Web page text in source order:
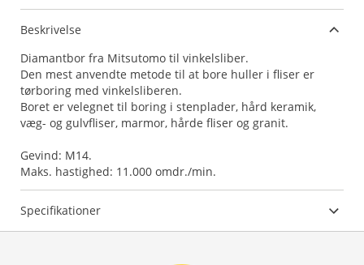
Beskrivelse
Diamantbor fra Mitsutomo til vinkelsliber.
Den mest anvendte metode til at bore huller i fliser er
tørboring med vinkelsliberen.
Boret er velegnet til boring i stenplader, hård keramik,
væg- og gulvfliser, marmor, hårde fliser og granit.
Gevind: M14.
Maks. hastighed: 11.000 omdr./min.
Specifikationer